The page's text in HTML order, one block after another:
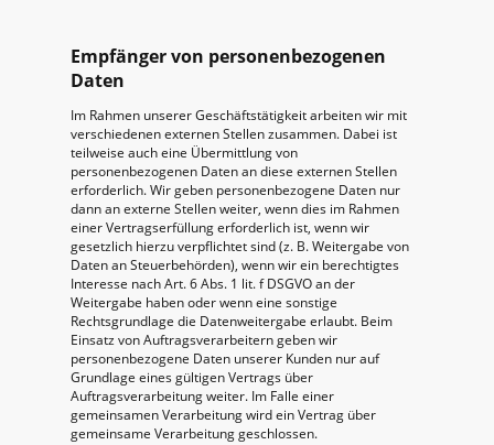
Empfänger von personenbezogenen
Daten
Im Rahmen unserer Geschäftstätigkeit arbeiten wir mit
verschiedenen externen Stellen zusammen. Dabei ist
teilweise auch eine Übermittlung von
personenbezogenen Daten an diese externen Stellen
erforderlich. Wir geben personenbezogene Daten nur
dann an externe Stellen weiter, wenn dies im Rahmen
einer Vertragserfüllung erforderlich ist, wenn wir
gesetzlich hierzu verpflichtet sind (z. B. Weitergabe von
Daten an Steuerbehörden), wenn wir ein berechtigtes
Interesse nach Art. 6 Abs. 1 lit. f DSGVO an der
Weitergabe haben oder wenn eine sonstige
Rechtsgrundlage die Datenweitergabe erlaubt. Beim
Einsatz von Auftragsverarbeitern geben wir
personenbezogene Daten unserer Kunden nur auf
Grundlage eines gültigen Vertrags über
Auftragsverarbeitung weiter. Im Falle einer
gemeinsamen Verarbeitung wird ein Vertrag über
gemeinsame Verarbeitung geschlossen.